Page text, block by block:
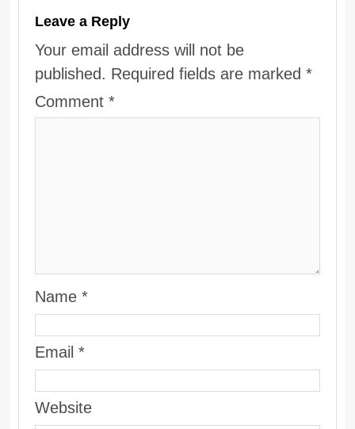
Leave a Reply
Your email address will not be
published. Required fields are marked*
Comment*
Name*
Email*
Website